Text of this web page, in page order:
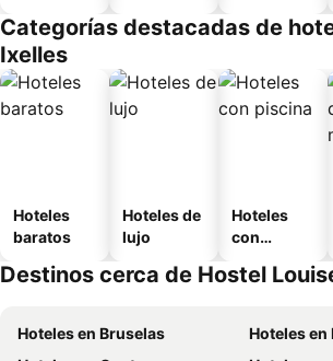
Categorías destacadas de
Ixelles
Hoteles
baratos
Hoteles de
lujo
Hoteles
con
Destinos cerca de Hostel
Hoteles en Bruselas
Hoteles en